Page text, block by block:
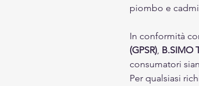
piombo e
In conformità
(GPSR), B.SIMO
consumatori
Per qualsiasi